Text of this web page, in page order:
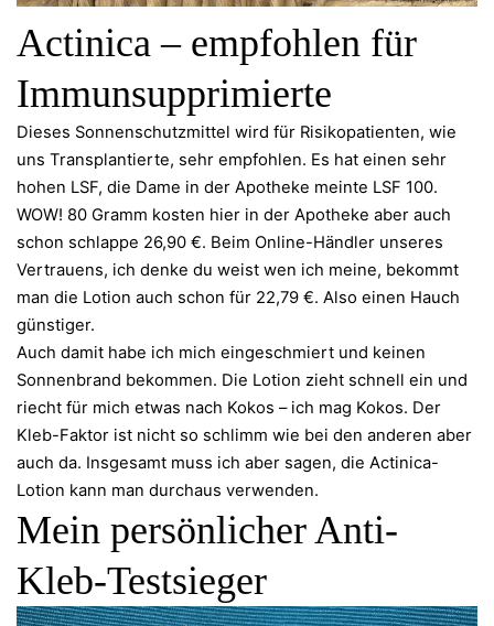
Actinica – empfohlen für
Immunsupprimierte
Dieses Sonnenschutzmittel wird für Risikopatienten, wie
uns Transplantierte, sehr empfohlen. Es hat einen sehr
hohen LSF, die Dame in der Apotheke meinte LSF 100.
WOW! 80 Gramm kosten hier in der Apotheke aber auch
schon schlappe 26,90 €. Beim Online-Händler unseres
Vertrauens, ich denke du weist wen ich meine, bekommt
man die Lotion auch schon für 22,79 €. Also einen Hauch
günstiger.
Auch damit habe ich mich eingeschmiert und keinen
Sonnenbrand bekommen. Die Lotion zieht schnell ein und
riecht für mich etwas nach Kokos – ich mag Kokos. Der
Kleb-Faktor ist nicht so schlimm wie bei den anderen aber
auch da. Insgesamt muss ich aber sagen, die Actinica-
Lotion kann man durchaus verwenden.
Mein persönlicher Anti-
Kleb-Testsieger